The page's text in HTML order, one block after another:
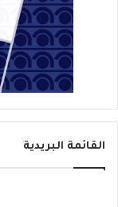
القائمة البريدية